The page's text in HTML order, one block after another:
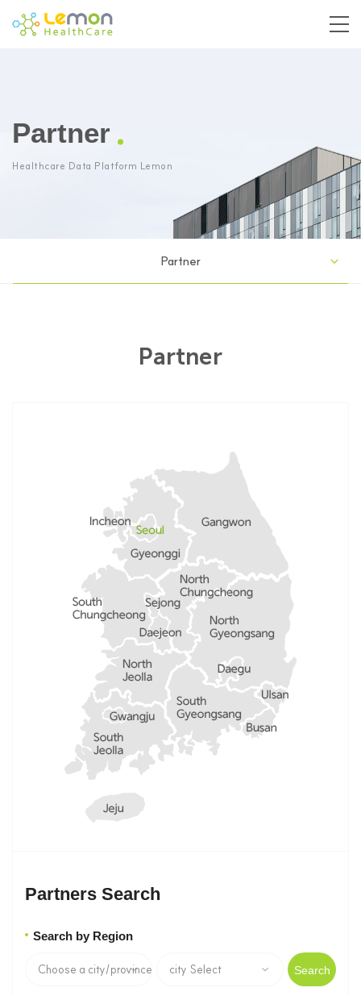
Partner
Healthcare Data Platform Lemon
Partner
Partner
Partners Search
Search by Region
Search